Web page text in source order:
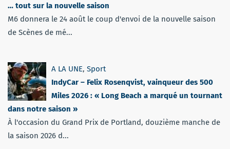
… tout sur la nouvelle saison
M6 donnera le 24 août le coup d'envoi de la nouvelle saison
de Scènes de mé...
A LA UNE, Sport
IndyCar – Felix Rosenqvist, vainqueur des 500
Miles 2026 : « Long Beach a marqué un tournant
dans notre saison »
À l'occasion du Grand Prix de Portland, douzième manche de
la saison 2026 d...